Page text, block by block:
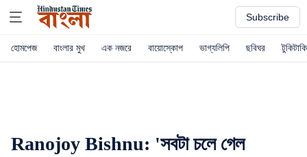
Subscribe
হোমপেজ বাংলার মুখ এক নজরে বায়োস্কোপ ভাগ্যলিপি ছবিঘর টুকিটাকি
Ranojoy Bishnu: 'সবটা চলে গেল